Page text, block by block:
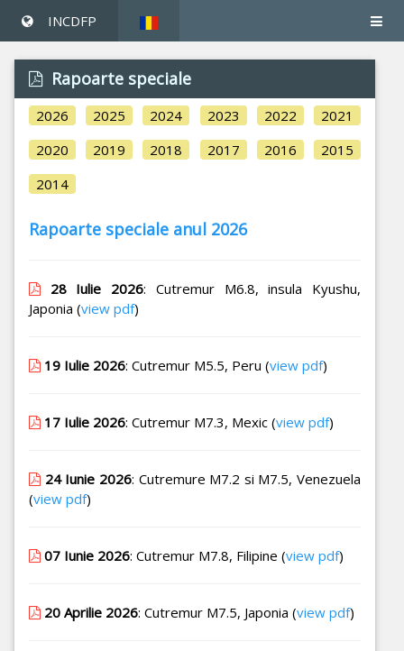
INCDFP
Rapoarte speciale
2026 2025 2024 2023 2022
2021
2020
2019 2018 2017 2016
2015
2014
Rapoarte speciale anul 2026
28 Iulie 2026: Cutremur M6.8, insula Kyushu,
Japonia (view pdf)
19 Iulie 2026: Cutremur M5.5, Peru (view pdf)
17 Iulie 2026: Cutremur M7.3, Mexic (view pdf)
24 Iunie 2026: Cutremure M7.2 si M7.5, Venezuela
(view pdf)
07 Iunie 2026: Cutremur M7.8, Filipine (view pdf)
20 Aprilie 2026: Cutremur M7.5, Japonia (view pdf)